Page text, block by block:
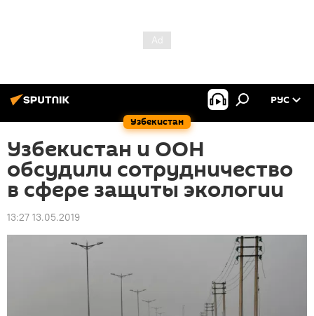
Узбекистан
РУС
Узбекистан и ООН
обсудили сотрудничество
в сфере защиты экологии
13:27 13.05.2019